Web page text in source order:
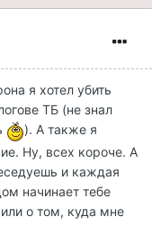
я хотел убить
ТБ (не знал
). А также я
Ну, всех короче. А
и каждая
начинает тебе
о том, куда мне